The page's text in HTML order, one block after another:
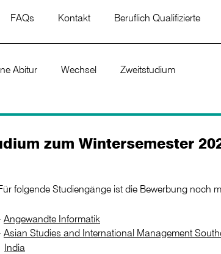
FAQs Kontakt Beruflich Qualifizierte
Abitur Wechsel Zweitstudium
zum Wintersemester
folgende Studiengänge ist die Bewerbung noch
Angewandte Informatik
Asian Studies and International Management
India